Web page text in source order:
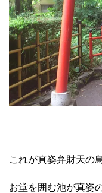
これが真姿弁財天の
お堂を囲む池が真姿